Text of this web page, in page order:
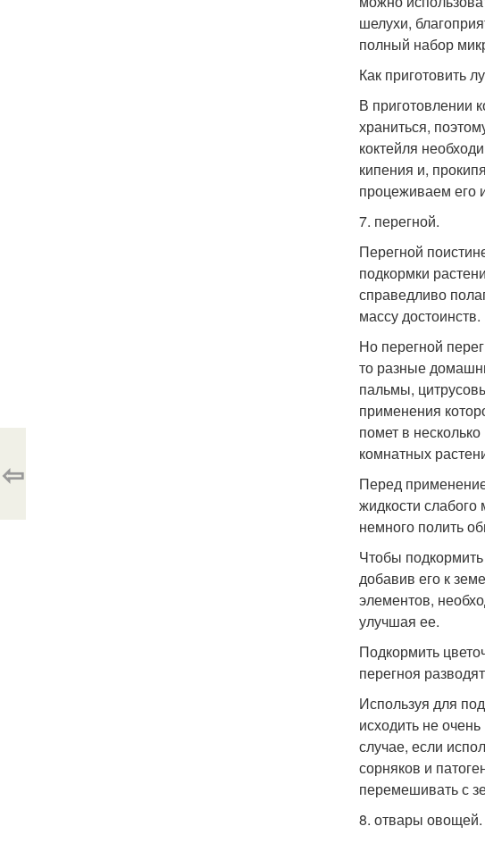
шелухи,
полный набор
Как приготовить
В приготовлении
храниться,
коктейля
кипения и,
процеживаем его
7. перегной.
Перегной
подкормки
справедливо
массу достоинств.
Но перегной
то разные
пальмы,
применения
помет в
комнатных
Перед
жидкости слабого
немного полить
Чтобы
добавив его к
элементов,
улучшая ее.
Подкормить
перегноя
Используя для
исходить не
случае, если
сорняков и
перемешивать с
8. отвары овощей.
⇦